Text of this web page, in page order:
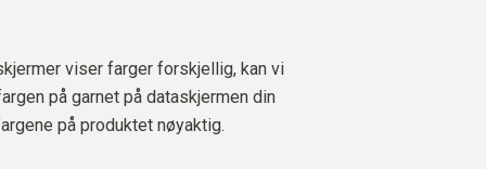
viser farger forskjellig, kan vi
på garnet på dataskjermen din
på produktet nøyaktig.